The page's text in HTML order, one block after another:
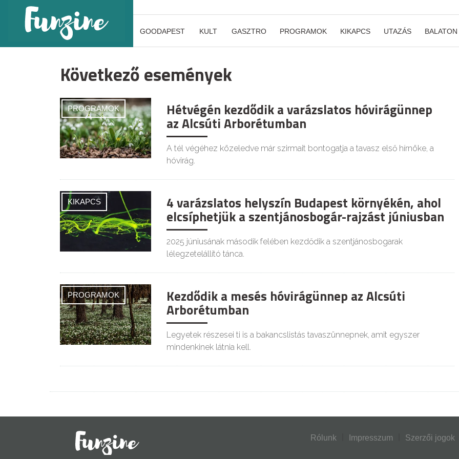
GOODAPEST KULT GASZTRO PROGRAMOK KIKAPCS UTAZÁS BALATON
Következő események
PROGRAMOK Hétvégén kezdődik a varázslatos hóvirágünnep
az Alcsúti Arborétumban
A tél végéhez közeledve már szirmait bontogatja a tavasz első hírnöke, a
hóvirág.
KIKAPCS 4 varázslatos helyszín Budapest környékén, ahol
elcsíphetjük a szentjánosbogár-rajzást júniusban
2025 júniusának második felében kezdődik a szentjánosbogarak
lélegzetelállító tánca.
PROGRAMOK Kezdődik a mesés hóvirágünnep az Alcsúti
Arborétumban
Legyetek részesei ti is a bakancslistás tavaszünnepnek, amit egyszer
mindenkinek látnia kell.
Rólunk Impresszum Szerzői jogok